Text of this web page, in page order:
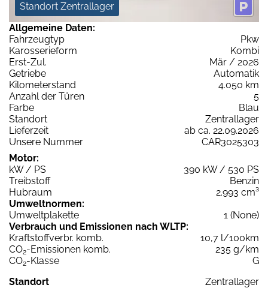
Standort Zentrallager
Allgemeine Daten:
Fahrzeugtyp
Pkw
Karosserieform
Kombi
Erst-Zul.
Mär / 2026
Getriebe
Automatik
Kilometerstand
4.050 km
Anzahl der Türen
5
Farbe
Blau
Standort
Zentrallager
Lieferzeit
ab ca. 22.09.2026
Unsere Nummer
CAR3025303
Motor:
kW / PS
390 kW / 530 PS
Treibstoff
Benzin
Hubraum
2.993 cm³
Umweltnormen:
Umweltplakette
1 (None)
Verbrauch und Emissionen nach WLTP:
Kraftstoffverbr. komb.
10,7 l/100km
CO2-Emissionen komb.
235 g/km
CO2-Klasse
G
Standort
Zentrallager